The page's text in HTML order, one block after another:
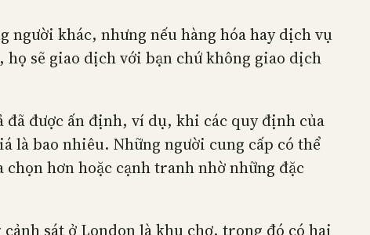
người khác, nhưng nếu hàng hóa hay dịch vụ
sẽ giao dịch với bạn chứ không giao dịch
được ấn định, ví dụ, khi các quy định của
là bao nhiêu. Những người cung cấp có thể
hơn hoặc cạnh tranh nhờ những đặc
sát ở London là khu chợ, trong đó có hai